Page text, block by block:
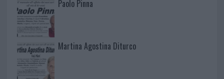
Paolo Pinna
Martina Agostina Diturco